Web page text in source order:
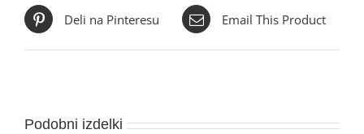
Deli na Pinteresu Email This Product
Podobni izdelki